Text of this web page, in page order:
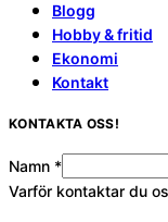
Blogg
Hobby & fritid
Ekonomi
Kontakt
KONTAKTA OSS!
Namn *
Varför kontaktar du